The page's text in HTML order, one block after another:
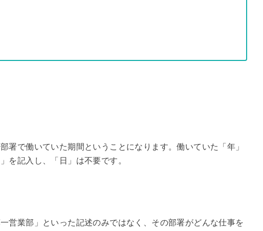
署で働いていた期間ということになります。働いていた「年」
を記入し、「日」は不要です。
営業部」といった記述のみではなく、その部署がどんな仕事を